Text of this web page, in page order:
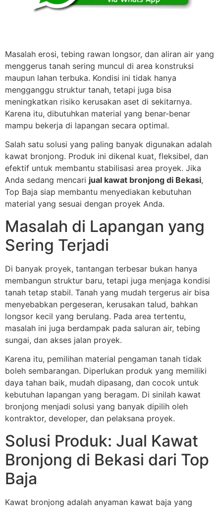
Masalah erosi, tebing rawan longsor, dan aliran air yang
menggerus tanah sering muncul di area konstruksi
maupun lahan terbuka. Kondisi ini tidak hanya
mengganggu struktur tanah, tetapi juga bisa
meningkatkan risiko kerusakan aset di sekitarnya.
Karena itu, dibutuhkan material yang benar-benar
mampu bekerja di lapangan secara optimal.
Salah satu solusi yang paling banyak digunakan adalah
kawat bronjong. Produk ini dikenal kuat, fleksibel, dan
efektif untuk membantu stabilisasi area proyek. Jika
Anda sedang mencari jual kawat bronjong di Bekasi,
Top Baja siap membantu menyediakan kebutuhan
material yang sesuai dengan proyek Anda.
Masalah di Lapangan yang
Sering Terjadi
Di banyak proyek, tantangan terbesar bukan hanya
membangun struktur baru, tetapi juga menjaga kondisi
tanah tetap stabil. Tanah yang mudah tergerus air bisa
menyebabkan pergeseran, kerusakan talud, bahkan
longsor kecil yang berulang. Pada area tertentu,
masalah ini juga berdampak pada saluran air, tebing
sungai, dan akses jalan proyek.
Karena itu, pemilihan material pengaman tanah tidak
boleh sembarangan. Diperlukan produk yang memiliki
daya tahan baik, mudah dipasang, dan cocok untuk
kebutuhan lapangan yang beragam. Di sinilah kawat
bronjong menjadi solusi yang banyak dipilih oleh
kontraktor, developer, dan pelaksana proyek.
Solusi Produk: Jual Kawat
Bronjong di Bekasi dari Top
Baja
Kawat bronjong adalah anyaman kawat baja yang